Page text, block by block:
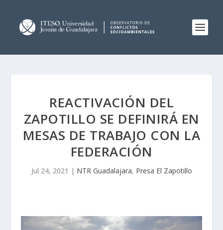
REACTIVACIÓN DEL
ZAPOTILLO SE DEFINIRÁ EN
MESAS DE TRABAJO CON LA
FEDERACIÓN
Jul 24, 2021 | NTR Guadalajara, Presa El Zapotillo